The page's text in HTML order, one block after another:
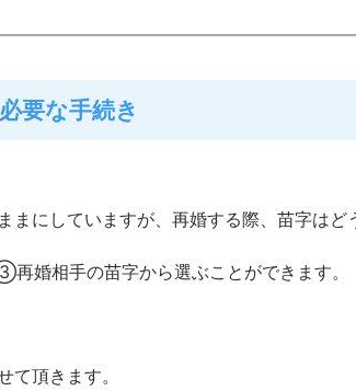
要な手続き
まにしていますが、再婚する際、苗字はど
相手の苗字から選ぶことができます。
て頂きます。